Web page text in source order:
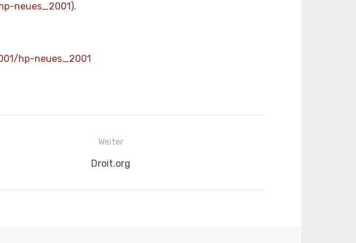
neues_2001).
hp-neues_2001
Weiter
Nächster
Droit.org